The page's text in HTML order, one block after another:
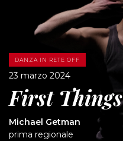
DANZA IN RETE OFF
23 marzo 2024
First Things
Michael Getman
prima regionale